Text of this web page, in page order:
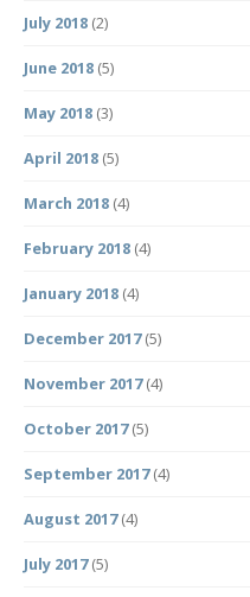
July 2018 (2)
June 2018 (5)
May 2018 (3)
April 2018 (5)
March 2018 (4)
February 2018 (4)
January 2018 (4)
December 2017(5)
November 2017(4)
October 2017(5)
September 2017(4)
August 2017(4)
July 2017(5)